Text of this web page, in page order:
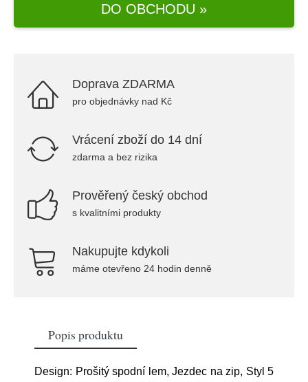
DO OBCHODU »
Doprava ZDARMA
pro objednávky nad Kč
Vrácení zboží do 14 dní
zdarma a bez rizika
Prověřený český obchod
s kvalitními produkty
Nakupujte kdykoli
máme otevřeno 24 hodin denně
Popis produktu
Design: Prošitý spodní lem, Jezdec na zip, Styl 5